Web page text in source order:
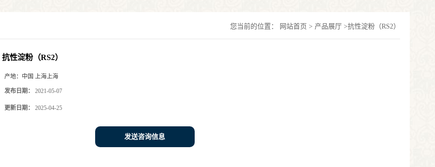
您当前的位置： 网站首页 > 产品展厅 >抗性淀粉（RS2）
抗性淀粉（RS2）
产地： 中国 上海上海
发布日期： 2021-05-07
更新日期： 2025-04-25
发送咨询信息